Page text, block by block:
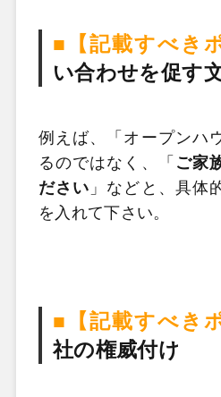
■【記載すべき
い合わせを促す
例えば、「オープンハ
るのではなく、「 ご家
ださい 」などと、具体
を入れて下さい。
■【記載すべき
社の権威付け